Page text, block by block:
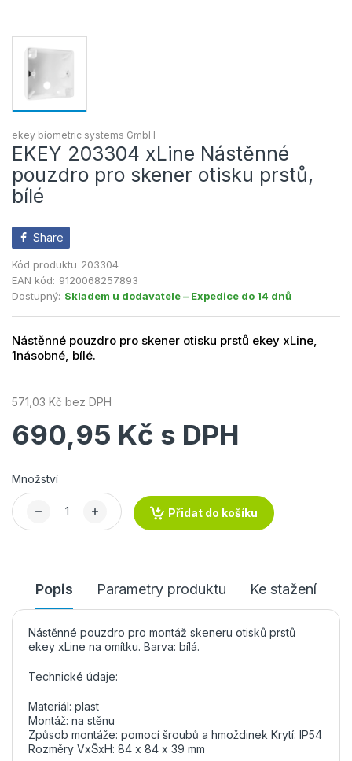
ekey biometric systems GmbH
EKEY 203304 xLine Nástěnné
pouzdro pro skener otisku prstů,
bílé
Share
Kód produktu 203304
EAN kód: 9120068257893
Dostupný: Skladem u dodavatele – Expedice do 14 dnů
Nástěnné pouzdro pro skener otisku prstů ekey xLine,
1násobné, bílé.
571,03 Kč bez DPH
690,95 Kč s DPH
Množství
Přidat do košíku
Popis Parametry produktu Ke stažení
Nástěnné pouzdro pro montáž skeneru otisků prstů
ekey xLine na omítku. Barva: bílá.
Technické údaje:
Materiál: plast
Montáž: na stěnu
Způsob montáže: pomocí šroubů a hmoždinek Krytí: IP54
Rozměry VxŠxH: 84 x 84 x 39 mm